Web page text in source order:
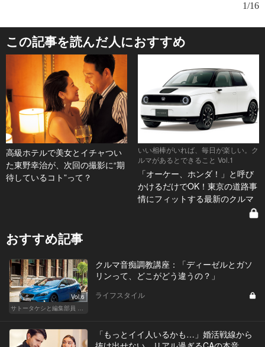
1/16
この記事を読んだ人におすすめ
高級ホテルで美女とイチャつい
た東野幸治が、次回の撮影に“期
待しているコト”って？
いい相棒がいれば、毎日が楽しい。ク
ルマがあるとできること Vol.1
「オーケー、ホンダ！」と呼び
かけるだけでOK！東京の道路事
情にフィットする最新のクルマ
おすすめ記事
Vol.6
サトータケシと編集部員 船山の"CAR GENTSへの道"
クルマ音痴調教講座：「ディーゼルとガソ
リンって、どこがどう違うの？」
ライフスタイル
「もっとイイ人いるかも…」婚活戦線から